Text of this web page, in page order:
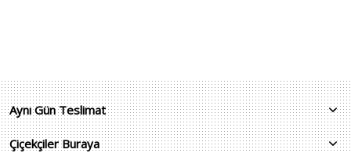
Aynı Gün Teslimat
Çiçekçiler Buraya